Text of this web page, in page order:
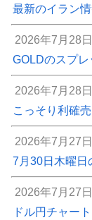
最新のイラン
2026年7月28日
GOLDのスプ
2026年7月28日
こっそり利確
2026年7月27日
7月30日木曜日
2026年7月27日
ドル円チャー